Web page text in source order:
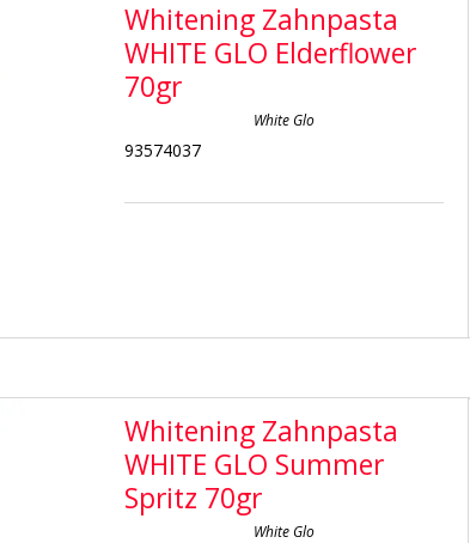
Whitening Zahnpasta
WHITE GLO Elderflower
70gr
White Glo
93574037
Whitening Zahnpasta
WHITE GLO Summer
Spritz 70gr
White Glo